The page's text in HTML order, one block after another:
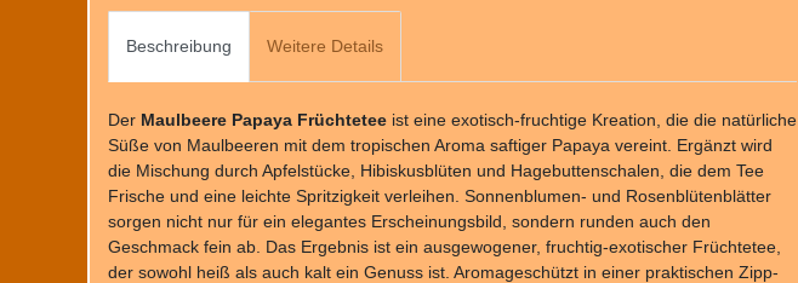
Beschreibung Weitere Details
Der Maulbeere Papaya Früchtetee ist eine exotisch-fruchtige Kreation, die die natürliche
Süße von Maulbeeren mit dem tropischen Aroma saftiger Papaya vereint. Ergänzt wird
die Mischung durch Apfelstücke, Hibiskusblüten und Hagebuttenschalen, die dem Tee
Frische und eine leichte Spritzigkeit verleihen. Sonnenblumen- und Rosenblütenblätter
sorgen nicht nur für ein elegantes Erscheinungsbild, sondern runden auch den
Geschmack fein ab. Das Ergebnis ist ein ausgewogener, fruchtig-exotischer Früchtetee,
der sowohl heiß als auch kalt ein Genuss ist. Aromageschützt in einer praktischen Zipp-